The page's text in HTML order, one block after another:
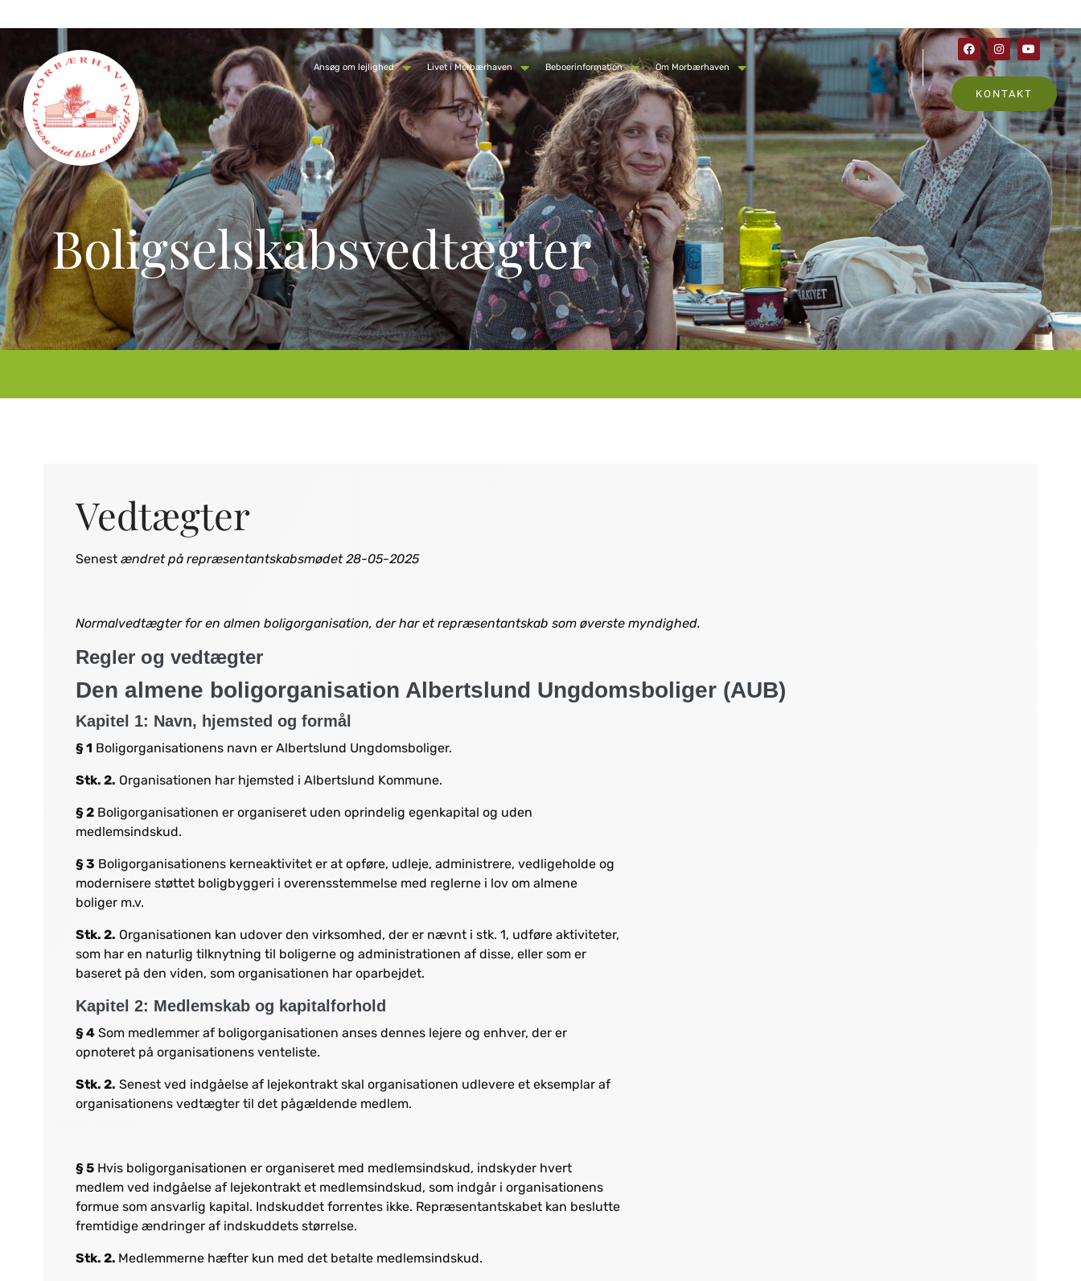
Ansøg om lejlighed Livet i Morbærhaven Beboerinformation Om Morbærhaven
KONTAKT
Boligselskabsvedtægter
Vedtægter
Senestændret på repræsentantskabsmødet 28-05-2025
Normalvedtægter for en almen boligorganisation, der har et repræsentantskab som øverste myndighed.
Regler og vedtægter
Den almene boligorganisation Albertslund Ungdomsboliger (AUB)
Kapitel 1: Navn, hjemsted og formål
§ 1 Boligorganisationens navn er Albertslund Ungdomsboliger.
Stk. 2. Organisationen har hjemsted i Albertslund Kommune.
§ 2Boligorganisationen er organiseret uden oprindelig egenkapital og uden
medlemsindskud.
§ 3 Boligorganisationens kerneaktivitet er at opføre, udleje, administrere, vedligeholde og
modernisere støttet boligbyggeri i overensstemmelse med reglerne i lov om almene
boliger m.v.
Stk. 2. Organisationen kan udover den virksomhed, der er nævnt i stk. 1, udføre aktiviteter,
som har en naturlig tilknytning til boligerne og administrationen af disse, eller som er
baseret på den viden, som organisationen har oparbejdet.
Kapitel 2: Medlemskab og kapitalforhold
§ 4Som medlemmer af boligorganisationen anses dennes lejere og enhver, der er
opnoteret på organisationens venteliste.
Stk. 2. Senest ved indgåelse af lejekontrakt skal organisationen udlevere et eksemplar af
organisationens vedtægter til det pågældende medlem.
§ 5Hvis boligorganisationen er organiseret med medlemsindskud, indskyder hvert
medlem ved indgåelse af lejekontrakt et medlemsindskud, som indgår i organisationens
formue som ansvarlig kapital. Indskuddet forrentes ikke. Repræsentantskabet kan beslutte
fremtidige ændringer af indskuddets størrelse.
Stk. 2. Medlemmerne hæfter kun med det betalte medlemsindskud.